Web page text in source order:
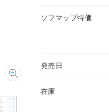
ソフマップ特価
発売日
在庫